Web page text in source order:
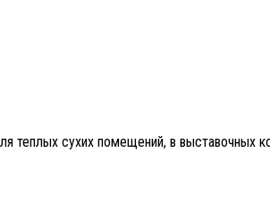
теплых сухих помещений, в выставочных